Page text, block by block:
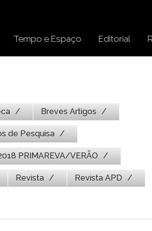
Tempo e Espaço Editorial
Breves Artigos
de Pesquisa
PRIMAREVA/VERÃO
Revista Revista APD